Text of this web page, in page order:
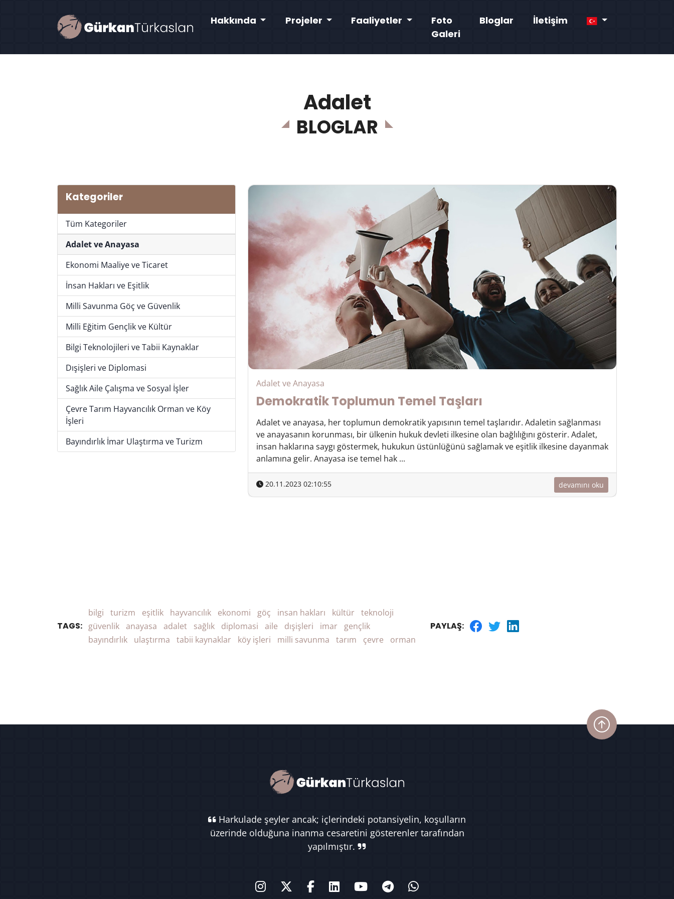
Hakkında Projeler Faaliyetler
Foto
Galeri
Bloglar İletişim
Adalet
BLOGLAR
Kategoriler
Tüm Kategoriler
Adalet ve Anayasa
Ekonomi Maaliye ve Ticaret
İnsan Hakları ve Eşitlik
Milli Savunma Göç ve Güvenlik
Milli Eğitim Gençlik ve Kültür
Bilgi Teknolojileri ve Tabii Kaynaklar
Dışişleri ve Diplomasi
Sağlık Aile Çalışma ve Sosyal İşler
Çevre Tarım Hayvancılık Orman ve Köy
İşleri
Bayındırlık İmar Ulaştırma ve Turizm
Adalet ve Anayasa
Demokratik Toplumun Temel Taşları
Adalet ve anayasa, her toplumun demokratik yapısının temel taşlarıdır. Adaletin sağlanması
ve anayasanın korunması, bir ülkenin hukuk devleti ilkesine olan bağlılığını gösterir. Adalet,
insan haklarına saygı göstermek, hukukun üstünlüğünü sağlamak ve eşitlik ilkesine dayanmak
anlamına gelir. Anayasa ise temel hak ...
20.11.2023 02:10:55 devamını oku
TAGS:
bilgi turizm eşitlik hayvancılık ekonomi göç insan hakları kültür teknoloji
güvenlik anayasa adalet sağlık diplomasi aile dışişleri imar
gençlik
bayındırlık
ulaştırma tabii kaynaklar köy işleri milli savunma tarım çevre orman
PAYLAŞ:
Harkulade şeyler ancak; içlerindeki potansiyelin, koşulların
üzerinde olduğuna inanma cesaretini gösterenler tarafından
yapılmıştır.